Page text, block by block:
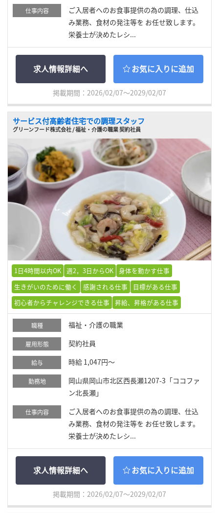
仕事内容
ご入居者へのお食事提供の為の調理、仕込
み業務、食材の発注等を お任せ致します。
栄養士が決めたレシ...
求人情報詳細へ お気に入りに追加
掲載期間：2026/02/07～2029/02/07
サービス付高齢者住宅での調理スタッフ
グリーンフード株式会社 / 福祉・介護の職業 契約社員
1日4時間以内OK 週2，3日からOK 身体を動かす仕事
生きがいのために働く
感謝される仕事
目標がある仕事
初心者からチャレンジできる仕事
昇給、昇格がある仕事
職種 福祉・介護の職業
雇用形態 契約社員
給与 時給 1,047円～
勤務地
岡山県岡山市北区西長瀬1207-3「ココファ
ン北長瀬」
仕事内容
ご入居者へのお食事提供の為の調理、仕込
み業務、食材の発注等を お任せ致します。
栄養士が決めたレシ...
求人情報詳細へ お気に入りに追加
掲載期間：2026/02/07～2029/02/07